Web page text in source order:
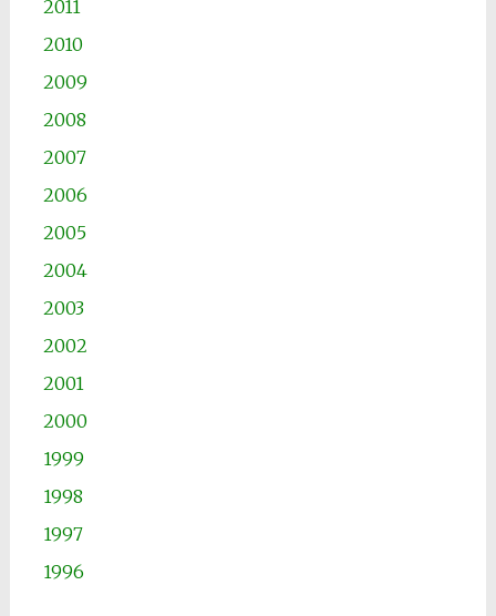
2011
2010
2009
2008
2007
2006
2005
2004
2003
2002
2001
2000
1999
1998
1997
1996